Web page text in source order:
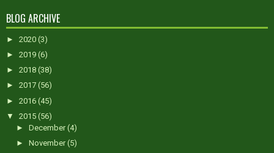
BLOG ARCHIVE
► 2020 (3)
► 2019 (6)
► 2018 (38)
► 2017 (56)
► 2016 (45)
▼ 2015 (56)
► December(4)
► November(5)